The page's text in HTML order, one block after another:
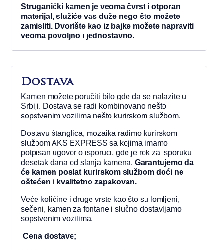
Struganički kamen je veoma čvrst i otporan
materijal, služiće vas duže nego što možete
zamisliti. Dvorište kao iz bajke možete napraviti
veoma povoljno i jednostavno.
Dostava
Kamen možete poručiti bilo gde da se nalazite u
Srbiji. Dostava se radi kombinovano nešto
sopstvenim vozilima nešto kurirskom službom.
Dostavu štanglica, mozaika radimo kurirskom
službom AKS EXPRESS sa kojima imamo
potpisan ugovor o isporuci, gde je rok za isporuku
desetak dana od slanja kamena. Garantujemo da
će kamen poslat kurirskom službom doći ne
oštećen i kvalitetno zapakovan.
Veće količine i druge vrste kao što su lomljeni,
sečeni, kamen za fontane i slučno dostavljamo
sopstvenim vozilima.
Cena dostave;